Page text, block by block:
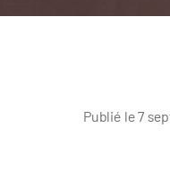
Publié le 7